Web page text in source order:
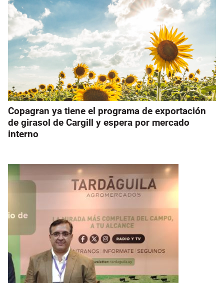
Copagran ya tiene el programa de exportación
de girasol de Cargill y espera por mercado
interno